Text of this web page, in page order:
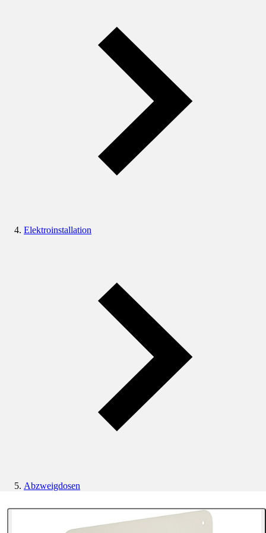
Elektroinstallation
Abzweigdosen